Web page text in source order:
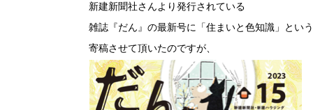
新建新聞社さんより発行されている
雑誌『だん』の最新号に「住まいと色知識」とい
寄稿させて頂いたのですが、